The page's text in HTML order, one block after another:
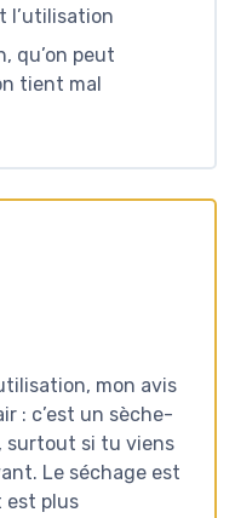
l’utilisation
qu’on peut
tient mal
mon avis
: c’est un sèche-
, surtout si tu viens
Le séchage est
est plus